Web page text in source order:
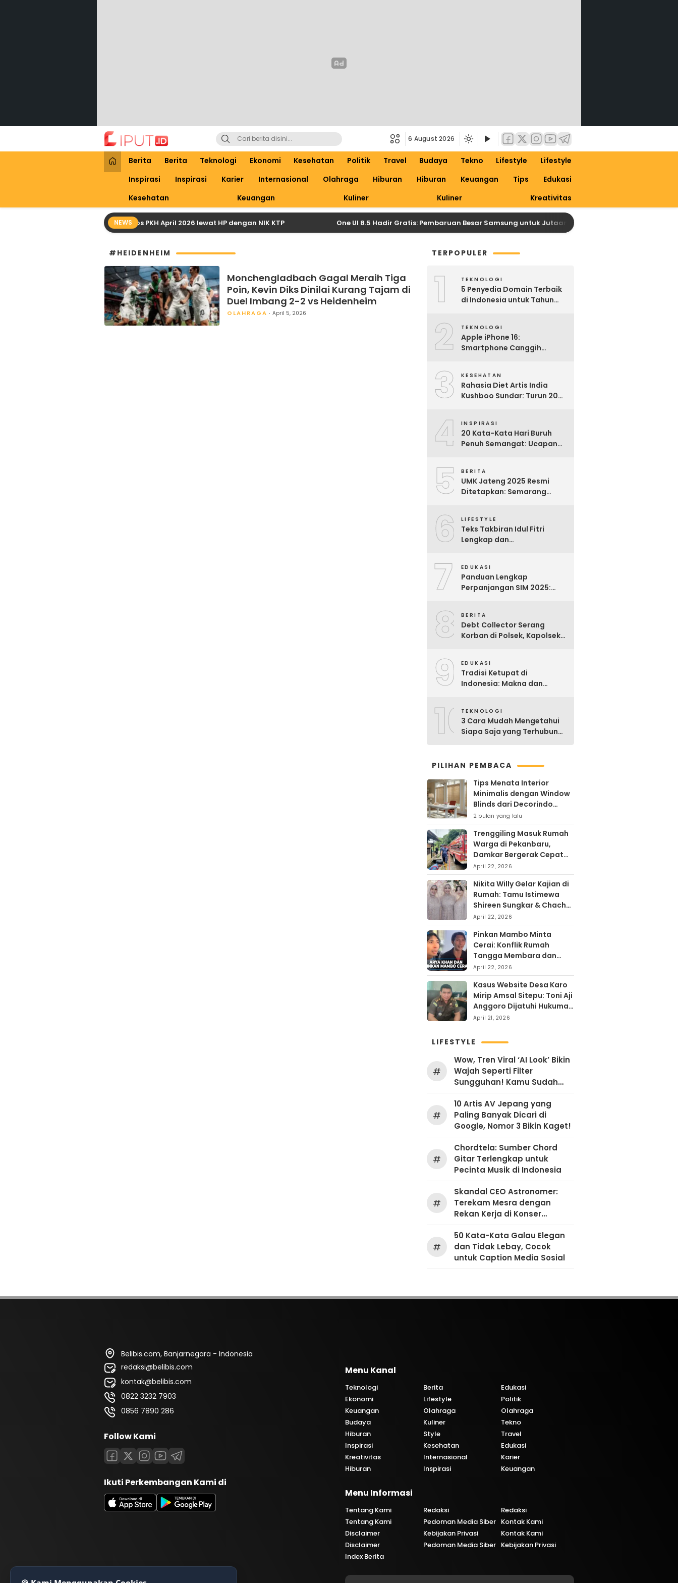
Liput
Liputan Digital
6 August 2026
Berita Berita Teknologi Ekonomi Kesehatan Politik Travel Budaya Tekno Lifestyle
Lifestyle
Inspirasi
Inspirasi Karier Internasional Olahraga Hiburan Hiburan Keuangan Tips
Edukasi
Kesehatan
Keuangan Kuliner Kuliner Kreativitas
NEWS
Cara Praktis Cek Bansos PKH April 2026 lewat HP dengan NIK KTP One UI 8.5 Hadir Gratis: Pembaruan Besar Samsung untuk Jutaan Galaxy, Siapkan Dirimu untuk One
#HEIDENHEIM
Monchengladbach Gagal Meraih Tiga
Poin, Kevin Diks Dinilai Kurang Tajam di
Duel Imbang 2-2 vs Heidenheim
OLAHRAGA April 5, 2026
TERPOPULER
1 TEKNOLOGI
5 Penyedia Domain Terbaik
di Indonesia untuk Tahun
2 TEKNOLOGI
Apple iPhone 16:
Smartphone Canggih
3 KESEHATAN
Rahasia Diet Artis India
Kushboo Sundar: Turun 20
4 INSPIRASI
20 Kata-Kata Hari Buruh
Penuh Semangat: Ucapan
5 BERITA
UMK Jateng 2025 Resmi
Ditetapkan: Semarang
6 LIFESTYLE
Teks Takbiran Idul Fitri
Lengkap dan
7 EDUKASI
Panduan Lengkap
Perpanjangan SIM 2025:
8 BERITA
Debt Collector Serang
Korban di Polsek, Kapolsek
9 EDUKASI
Tradisi Ketupat di
Indonesia: Makna dan
10TEKNOLOGI
3 Cara Mudah Mengetahui
Siapa Saja yang Terhubung
PILIHAN PEMBACA
Tips Menata Interior
Minimalis dengan Window
Blinds dari Decorindo
Perkasa
2 bulan yang lalu
Trenggiling Masuk Rumah
Warga di Pekanbaru,
Damkar Bergerak Cepat
Lakukan Evakuasi Aman
April 22, 2026
Nikita Willy Gelar Kajian di
Rumah: Tamu Istimewa
Shireen Sungkar & Chacha
Frederika, Rayakan Hari
Kartini dengan
Kehangatan
April 22, 2026
Pinkan Mambo Minta
Cerai: Konflik Rumah
Tangga Membara dan
Kontroversi Uang Endorse
Arya Khan
April 22, 2026
Kasus Website Desa Karo
Mirip Amsal Sitepu: Toni Aji
Anggoro Dijatuhi Hukuman
Penjara
April 21, 2026
LIFESTYLE
#
Wow, Tren Viral ‘AI Look’ Bikin
Wajah Seperti Filter
Sungguhan! Kamu Sudah
#
10 Artis AV Jepang yang
Paling Banyak Dicari di
Google, Nomor 3 Bikin Kaget!
#
Chordtela: Sumber Chord
Gitar Terlengkap untuk
Pecinta Musik di Indonesia
#
Skandal CEO Astronomer:
Terekam Mesra dengan
Rekan Kerja di Konser
#
50 Kata-Kata Galau Elegan
dan Tidak Lebay, Cocok
untuk Caption Media Sosial
Belibis.com, Banjarnegara - Indonesia
redaksi@belibis.com
kontak@belibis.com
0822 3232 7903
0856 7890 286
Follow Kami
Ikuti Perkembangan Kami di
Menu Kanal
Teknologi Berita
Edukasi
Ekonomi
Lifestyle
Politik
Keuangan
Olahraga
Olahraga
Budaya
Kuliner
Tekno
Hiburan
Style
Travel
Inspirasi
Kesehatan
Edukasi
Kreativitas
Internasional
Karier
Hiburan
Inspirasi Keuangan
Menu Informasi
Tentang Kami Redaksi
Redaksi
Tentang Kami
Pedoman Media Siber Kontak Kami
Disclaimer
Kebijakan Privasi
Kontak Kami
Disclaimer
Pedoman Media Siber Kebijakan Privasi
Index Berita